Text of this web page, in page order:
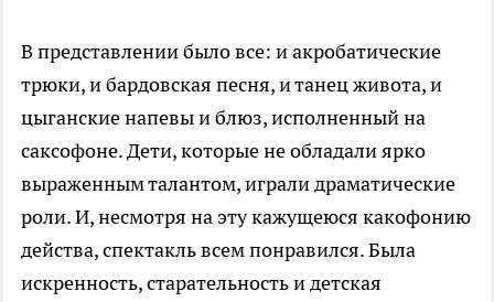
В представлении было все: и акробатические
трюки, и бардовская песня, и танец живота, и
цыганские напевы и блюз, исполненный на
саксофоне. Дети, которые не обладали ярко
выраженным талантом, играли драматические
роли. И, несмотря на эту кажущеюся какофонию
действа, спектакль всем понравился. Была
искренность, старательность и детская